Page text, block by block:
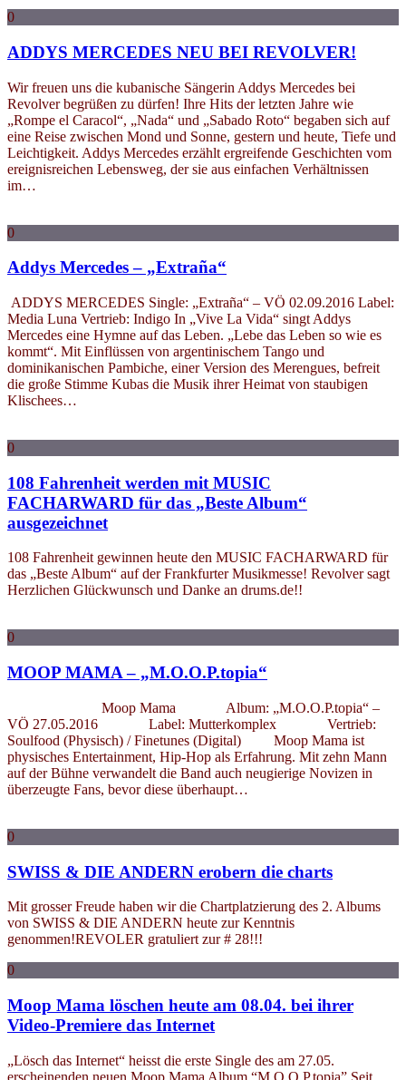
0
ADDYS MERCEDES NEU BEI REVOLVER!
Wir freuen uns die kubanische Sängerin Addys Mercedes bei
Revolver begrüßen zu dürfen! Ihre Hits der letzten Jahre wie
„Rompe el Caracol“, „Nada“ und „Sabado Roto“ begaben sich auf
eine Reise zwischen Mond und Sonne, gestern und heute, Tiefe und
Leichtigkeit. Addys Mercedes erzählt ergreifende Geschichten vom
ereignisreichen Lebensweg, der sie aus einfachen Verhältnissen
im…
0
Addys Mercedes – „Extraña“
ADDYS MERCEDES Single: „Extraña“ – VÖ 02.09.2016 Label:
Media Luna Vertrieb: Indigo In „Vive La Vida“ singt Addys
Mercedes eine Hymne auf das Leben. „Lebe das Leben so wie es
kommt“. Mit Einflüssen von argentinischem Tango und
dominikanischen Pambiche, einer Version des Merengues, befreit
die große Stimme Kubas die Musik ihrer Heimat von staubigen
Klischees…
0
108 Fahrenheit werden mit MUSIC
FACHARWARD für das „Beste Album“
ausgezeichnet
108 Fahrenheit gewinnen heute den MUSIC FACHARWARD für
das „Beste Album“ auf der Frankfurter Musikmesse! Revolver sagt
Herzlichen Glückwunsch und Danke an drums.de!!
0
MOOP MAMA – „M.O.O.P.topia“
Moop Mama Album: „M.O.O.P.topia“ –
VÖ 27.05.2016 Label: Mutterkomplex Vertrieb:
Soulfood (Physisch) / Finetunes (Digital) Moop Mama ist
physisches Entertainment, Hip-Hop als Erfahrung. Mit zehn Mann
auf der Bühne verwandelt die Band auch neugierige Novizen in
überzeugte Fans, bevor diese überhaupt…
0
SWISS & DIE ANDERN erobern die charts
Mit grosser Freude haben wir die Chartplatzierung des 2. Albums
von SWISS & DIE ANDERN heute zur Kenntnis
genommen!REVOLER gratuliert zur # 28!!!
0
Moop Mama löschen heute am 08.04. bei ihrer
Video-Premiere das Internet
„Lösch das Internet“ heisst die erste Single des am 27.05.
erscheinenden neuen Moop Mama Album “M.O.O.P.topia” Seit